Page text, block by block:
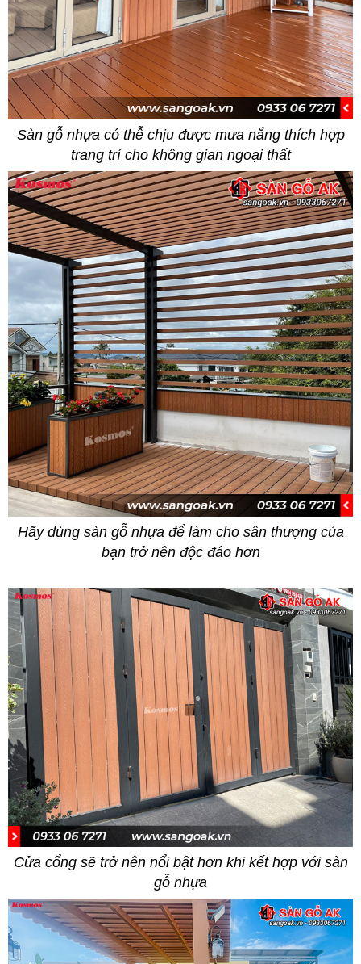
Sàn gỗ nhựa có thễ chịu được mưa nắng thích hợp
trang trí cho không gian ngoại thất
Hãy dùng sàn gỗ nhựa để làm cho sân thượng của
bạn trở nên độc đáo hơn
Cửa cổng sẽ trở nên nổi bật hơn khi kết hợp với sàn
gỗ nhựa